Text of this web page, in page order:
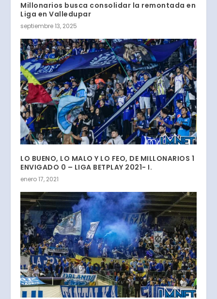
Millonarios busca consolidar la remontada en
Liga en Valledupar
septiembre 13, 2025
LO BUENO, LO MALO Y LO FEO, DE MILLONARIOS 1
ENVIGADO 0 – LIGA BETPLAY 2021- I.
enero 17, 2021